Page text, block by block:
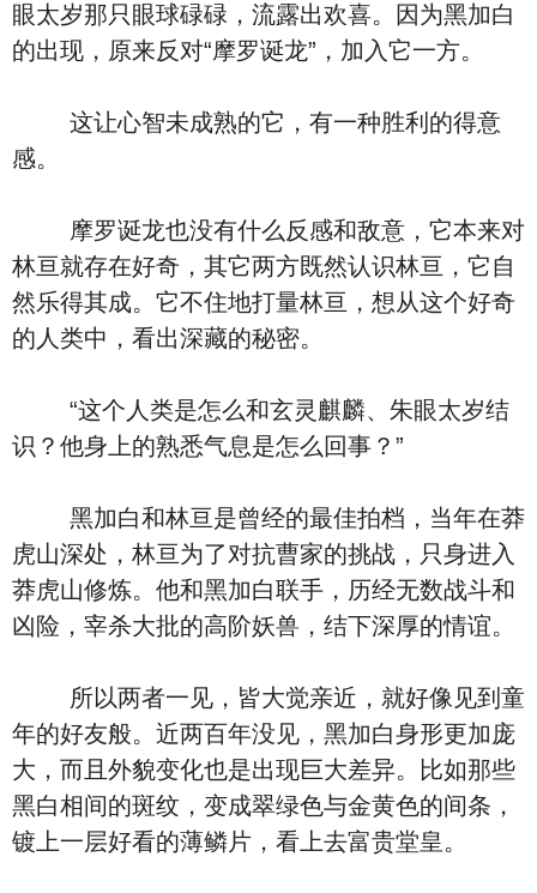
眼太岁那只眼球碌碌，流露出欢喜。因为黑加白
的出现，原来反对“摩罗诞龙”，加入它一方。
这让心智未成熟的它，有一种胜利的得意
感。
摩罗诞龙也没有什么反感和敌意，它本来对
林亘就存在好奇，其它两方既然认识林亘，它自
然乐得其成。它不住地打量林亘，想从这个好奇
的人类中，看出深藏的秘密。
“这个人类是怎么和玄灵麒麟、朱眼太岁结
识？他身上的熟悉气息是怎么回事？”
黑加白和林亘是曾经的最佳拍档，当年在莽
虎山深处，林亘为了对抗曹家的挑战，只身进入
莽虎山修炼。他和黑加白联手，历经无数战斗和
凶险，宰杀大批的高阶妖兽，结下深厚的情谊。
所以两者一见，皆大觉亲近，就好像见到童
年的好友般。近两百年没见，黑加白身形更加庞
大，而且外貌变化也是出现巨大差异。比如那些
黑白相间的斑纹，变成翠绿色与金黄色的间条，
镀上一层好看的薄鳞片，看上去富贵堂皇。